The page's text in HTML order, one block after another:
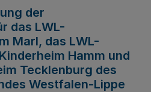
der
das LWL-
Marl, das LWL-
Hamm und
Tecklenburg des
Westfalen-Lippe